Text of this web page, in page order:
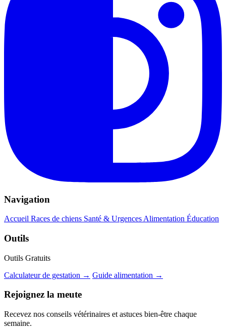
Navigation
Accueil Races de chiens Santé & Urgences Alimentation Éducation
Outils
Outils Gratuits
Calculateur de gestation → Guide alimentation →
Rejoignez la meute
Recevez nos conseils vétérinaires et astuces bien-être chaque
semaine.